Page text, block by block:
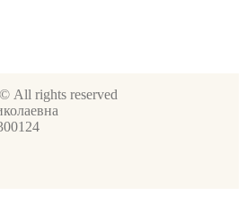
rights reserved